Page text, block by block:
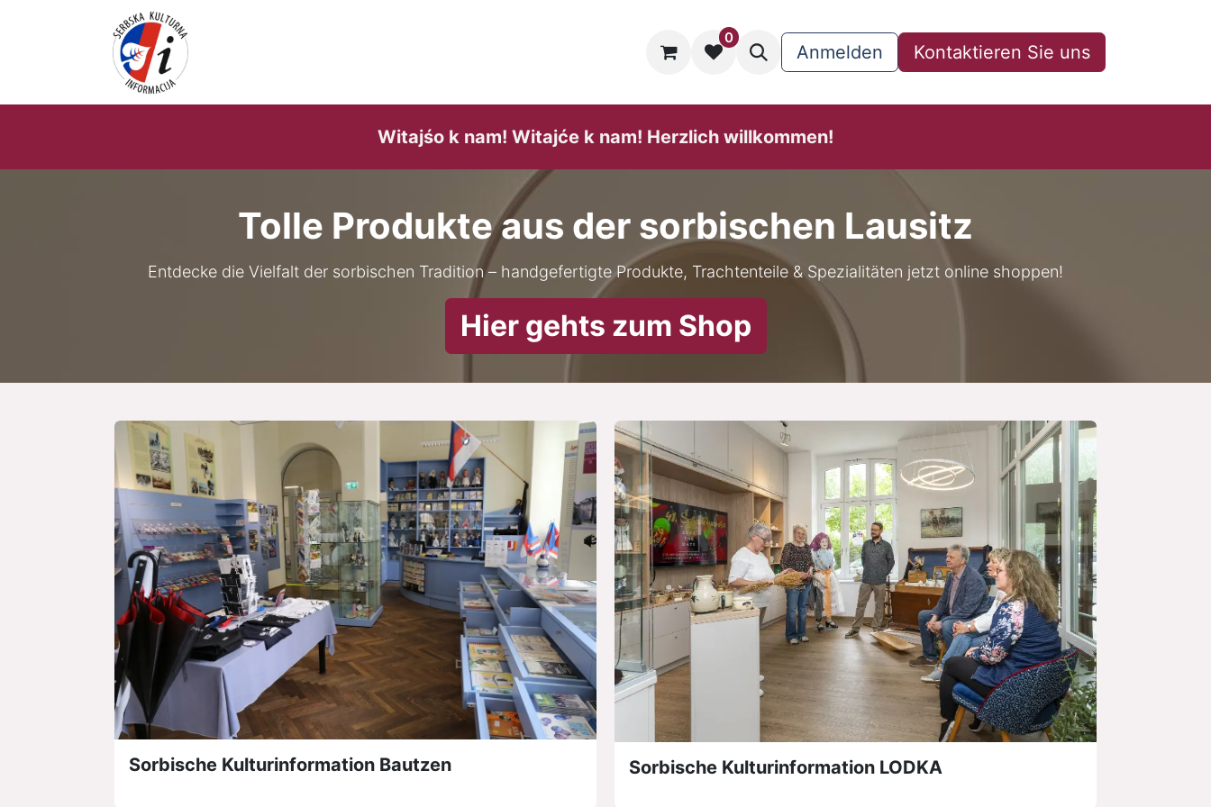
Hilfe
0
Anmelden Kontaktieren Sie uns
Witajśo k nam! Witajće k nam! He​rzlich willk​ommen!
Tolle Produkte aus der sorbischen Lausitz
Entdecke die Vielfalt der sorbischen Tradition – handgefertigte Produkte, Trachtenteile & Spezialitäten jetzt online shoppen!
Hier gehts zum Shop
Sorbische Kulturinformation LODKA
Sorbische Kulturinformation Bautzen